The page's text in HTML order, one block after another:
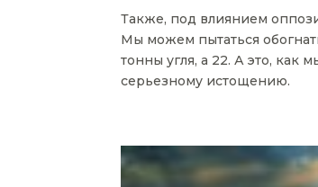
Также, под влиянием
Мы можем пытаться
тонны угля, а 22. А это,
серьезному истощению.